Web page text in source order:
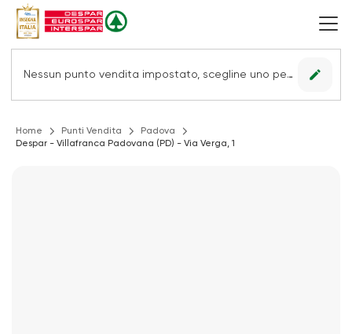
Nessun punto vendita impostato, scegline uno per vedere le offerte. edit
Home Punti Vendita
Padova
Despar - Villafranca Padovana (PD) - Via Verga, 1